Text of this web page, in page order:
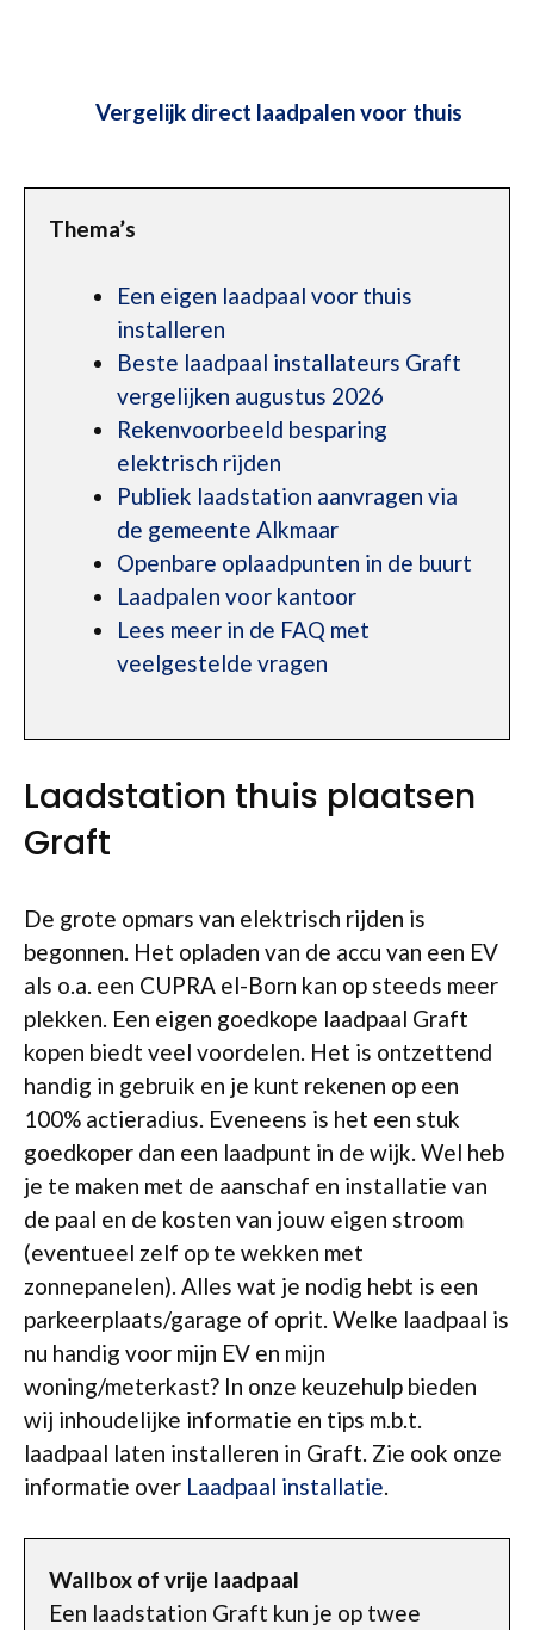
Vergelijk direct laadpalen voor thuis
Thema’s
Een eigen laadpaal voor thuis
installeren
Beste laadpaal installateurs Graft
vergelijken augustus 2026
Rekenvoorbeeld besparing
elektrisch rijden
Publiek laadstation aanvragen via
de gemeente Alkmaar
Openbare oplaadpunten in de buurt
Laadpalen voor kantoor
Lees meer in de FAQ met
veelgestelde vragen
Laadstation thuis plaatsen
Graft
De grote opmars van elektrisch rijden is
begonnen. Het opladen van de accu van een EV
als o.a. een CUPRA el-Born kan op steeds meer
plekken. Een eigen goedkope laadpaal Graft
kopen biedt veel voordelen. Het is ontzettend
handig in gebruik en je kunt rekenen op een
100% actieradius. Eveneens is het een stuk
goedkoper dan een laadpunt in de wijk. Wel heb
je te maken met de aanschaf en installatie van
de paal en de kosten van jouw eigen stroom
(eventueel zelf op te wekken met
zonnepanelen). Alles wat je nodig hebt is een
parkeerplaats/garage of oprit. Welke laadpaal is
nu handig voor mijn EV en mijn
woning/meterkast? In onze keuzehulp bieden
wij inhoudelijke informatie en tips m.b.t.
laadpaal laten installeren in Graft. Zie ook onze
informatie over Laadpaal installatie.
Wallbox of vrije laadpaal
Een laadstation Graft kun je op twee